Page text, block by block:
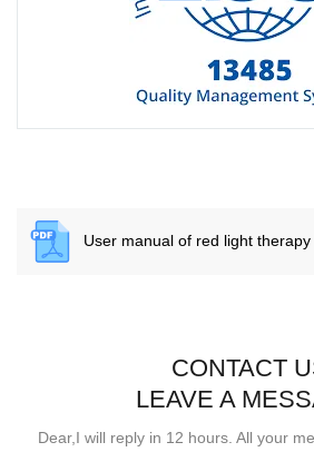
User manual of red light therapy
CONTACT
LEAVE A
Dear,I will reply in 12 hours. All your